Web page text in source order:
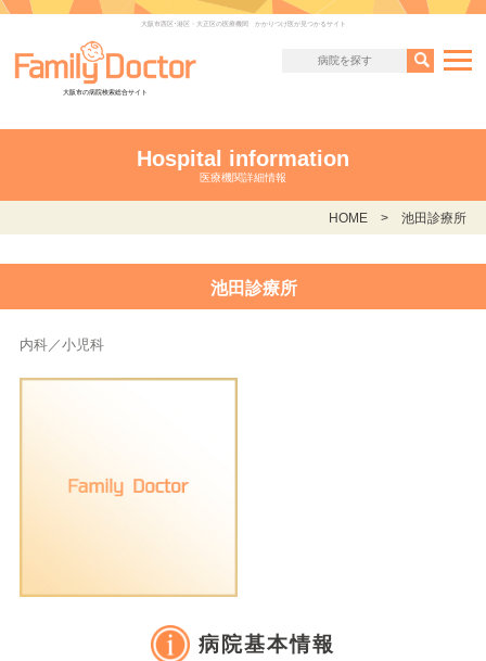
大阪市西区･港区・大正区の医療機関 かかりつけ医が見つかるサイト
大阪市の病院検索総合サイト
Hospital information
医療機関詳細情報
HOME 池田診療所
池田診療所
内科／小児科
病院基本情報